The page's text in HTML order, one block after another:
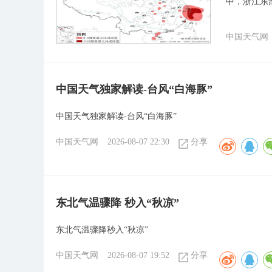
中国天气网
中国天气独家解读-台风“白海豚”
中国天气独家解读-台风“白海豚”
中国天气网 2026-08-07 22:30 分享
东北气温骤降 秒入“秋凉”
东北气温骤降秒入“秋凉”
中国天气网 2026-08-07 19:52 分享